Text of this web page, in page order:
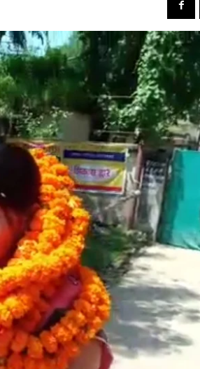
परिषद के हो रहे उपचुनाव में दिवंगत जिला पार्षद शशिभूषण
नामांकन
13, 2023
"औरंगाबाद"